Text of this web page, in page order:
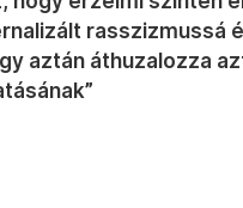
rasszizmussá
aztán áthuzalozza